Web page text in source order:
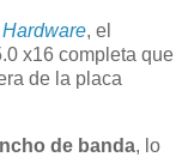
Hardware, el
x16 completa que
de la placa
de banda, lo